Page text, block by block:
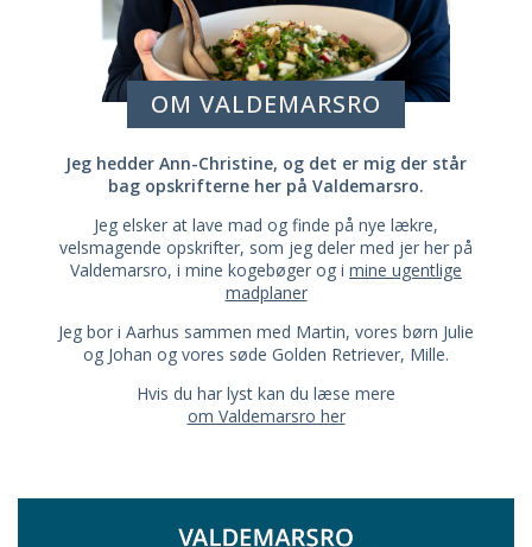
OM VALDEMARSRO
Jeg hedder Ann-Christine, og det er mig der står
bag opskrifterne her på Valdemarsro.
Jeg elsker at lave mad og finde på nye lækre,
velsmagende opskrifter, som jeg deler med jer her på
Valdemarsro, i mine kogebøger og i mine ugentlige
madplaner
Jeg bor i Aarhus sammen med Martin, vores børn Julie
og Johan og vores søde Golden Retriever, Mille.
Hvis du har lyst kan du læse mere
om Valdemarsro her